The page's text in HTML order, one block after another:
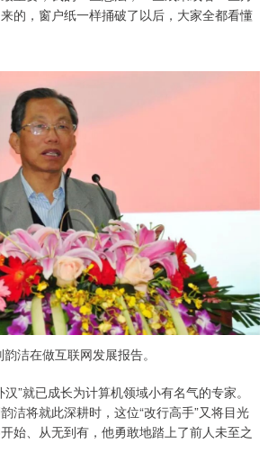
的，窗户纸一样捅破了以后，大家全都看懂
洁在做互联网发展报告。
”就已成长为计算机领域小有名气的专家。
洁将就此深耕时，这位“改行高手”又将目光
始、从无到有，他勇敢地踏上了前人未至之